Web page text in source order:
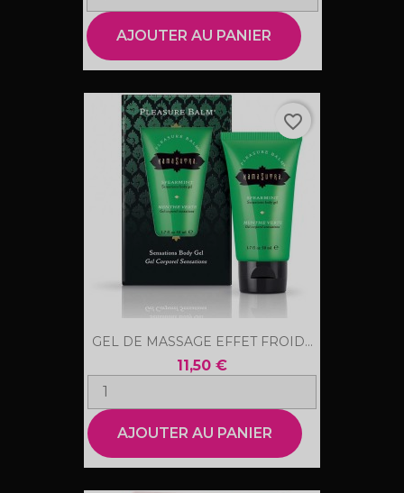
AJOUTER AU PANIER
GEL DE MASSAGE EFFET FROID...
11,50 €
AJOUTER AU PANIER
favorite_border